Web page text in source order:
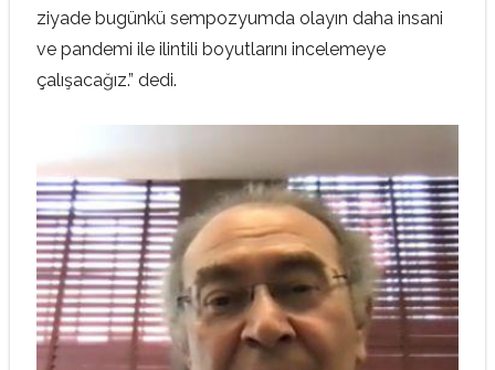
ziyade bugünkü sempozyumda olayın daha insani
ve pandemi ile ilintili boyutlarını incelemeye
çalışacağız.” dedi.